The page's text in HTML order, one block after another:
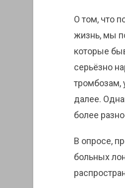
О том, что
жизнь, мы
которые
серьёзно
тромбозам,
далее.
более
В опросе,
больных